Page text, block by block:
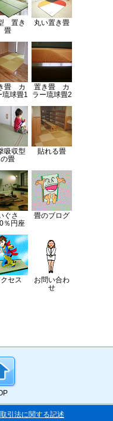
置き
畳
丸い置き畳
畳 カ
琉球畳1
置き畳 カ
ラー琉球畳2
吸収型
の畳
貼れる畳
ぐさ
％円座
畳のブログ
セス
お問い合わ
せ
引法に関する記述